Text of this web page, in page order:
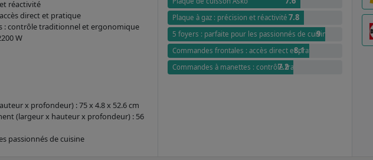
réactivité
direct et pratique
: contrôle traditionnel et ergonomique
W
x profondeur) : 75 x 4.8 x 52.6 cm
(largeur x hauteur x profondeur) : 56
passionnés de cuisine
Plaque à gaz : précision et réactivité 7.8
5 foyers : parfaite pour les passionnés de cuisine
9
Commandes frontales : accès direct et pratique
8.1
Commandes à manettes : contrôle traditionnel et ergonomique
7.2